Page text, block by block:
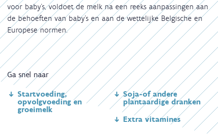
voor baby's, voldoet de melk na een reeks aanpassingen aan
de behoeften van baby's en aan de wettelijke Belgische en
Europese normen.
Ga snel naar
Startvoeding,
opvolgvoeding en
groeimelk
Soja-of andere
plantaardige dranken
Extra vitamines